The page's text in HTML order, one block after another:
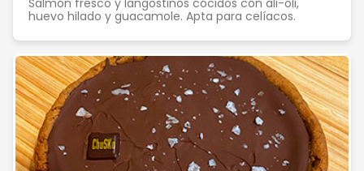
Salmón fresco y langostinos cocidos con ali-oli,
huevo hilado y guacamole. Apta para celíacos.